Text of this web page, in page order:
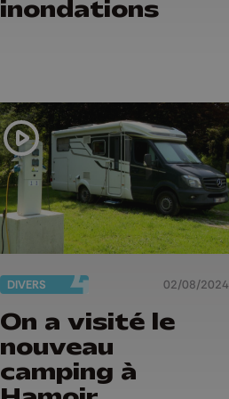
inondations
DIVERS 02/08/2024
On a visité le
nouveau
camping à